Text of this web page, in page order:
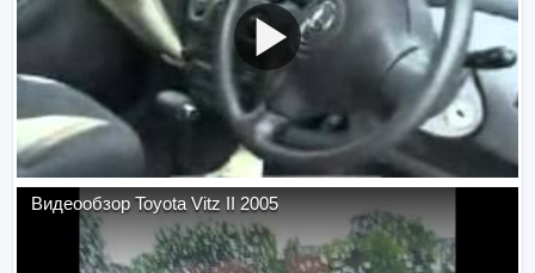
Видеообзор Toyota Vitz II 2005